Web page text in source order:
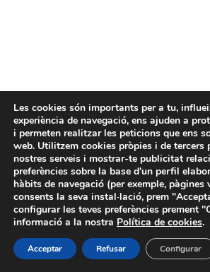
Les cookies són importants per a tu,
experiència de navegació, ens ajuden a
i permeten realitzar les peticions que ens
web. Utilitzem cookies pròpies i de tercers
nostres serveis i mostrar-te publicitat
preferències sobre la base d'un perfil
hàbits de navegació (per exemple, pàgines
consents la seva instal·lació, prem
configurar les teves preferències prement
informació a la nostra Política de cookies.
Acceptar Refusar Configurar